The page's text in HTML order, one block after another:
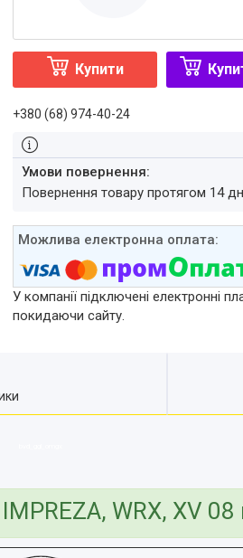
Купити
+380 (68) 974-40-24
повернення товару протягом 14
У компанії підключені електронні
покидаючи сайту.
IMPREZA, WRX, XV